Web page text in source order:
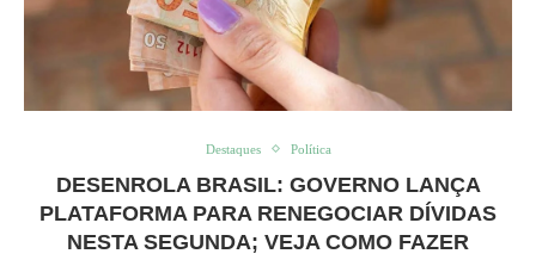
Destaques Política
DESENROLA BRASIL: GOVERNO LANÇA
PLATAFORMA PARA RENEGOCIAR DÍVIDAS
NESTA SEGUNDA; VEJA COMO FAZER